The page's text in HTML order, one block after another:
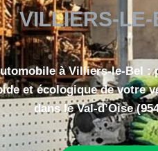
VILLIERS-
à Villiers-le-Bel :
et écologique de votre
dans le Val-d’Oise